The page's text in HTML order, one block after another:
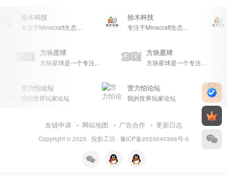
拾木科技
专注于Minecraft生态建设
拾木科技
专注于Minecraft生态建设
方块星球 方块星球
苦力怕论坛
我的世界玩家论坛
苦力怕论坛
我的世界玩家论坛
友链申请 网站地图 广告合作 更新日志
Copyright © 2025 · 投影工坊· 豫ICP备2023040366号-5